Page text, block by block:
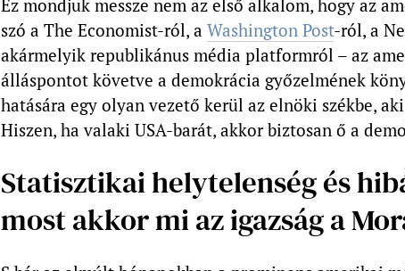
Ez mondjuk messze nem az első alkalom, hogy az
szó a The Economist-ról, a Washington Post-ról, a
akármelyik republikánus média platformról – az
álláspontot követve a demokrácia győzelmének
hatására egy olyan vezető kerül az elnöki székbe,
Hiszen, ha valaki USA-barát, akkor biztosan ő a
Statisztikai helytelenség és
most akkor mi az igazság a